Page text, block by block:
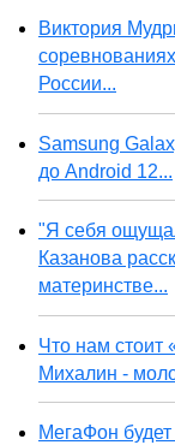
Виктория
России...
Samsung
до Android 12...
"Я себя
Казанова
материнстве...
Что нам стоит
Михалин -
МегаФон